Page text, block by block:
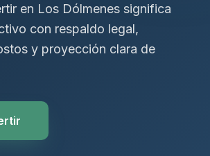
en Los Dólmenes significa
con respaldo legal,
y proyección clara de